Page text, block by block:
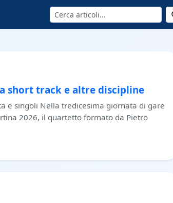
Cerca
short track e altre discipline
e singoli Nella tredicesima giornata di gare
2026, il quartetto formato da Pietro